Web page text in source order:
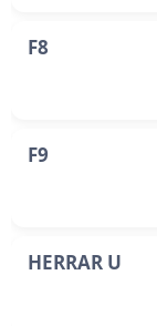
F8
F9
HERRAR U